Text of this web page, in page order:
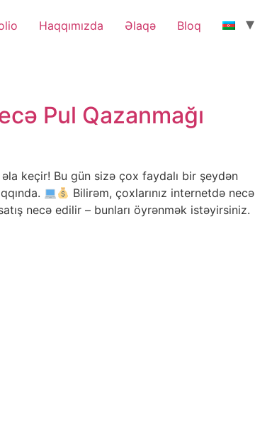
Haqqımızda Əlaqə Bloq
Pul Qazanmağı
əla keçir! Bu gün sizə çox faydalı bir şeydən
Bilirəm, çoxlarınız internetdə necə
necə edilir – bunları öyrənmək istəyirsiniz.